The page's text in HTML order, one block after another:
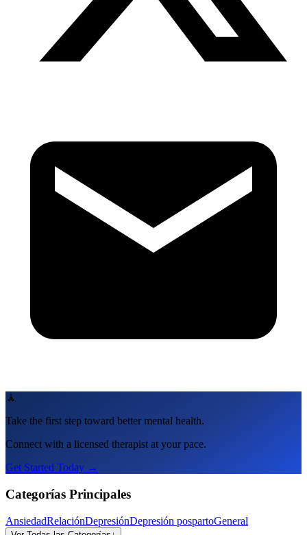
🧘
Take the first step toward better mental health.
Connect with a licensed therapist at your pace.
Get Started Today →
Categorías Principales
AnsiedadRelaciónDepresiónDepresión pospartoGeneral